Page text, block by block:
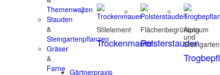
Themenwelten
Stauden
&
Steingartenpflanzen
Gräser
&
Farne
Stilelement
Trockenmauer
Flächenbegrünung
Polsterstauden
Alpinum
und
Steingarten
Gärtnerpraxis